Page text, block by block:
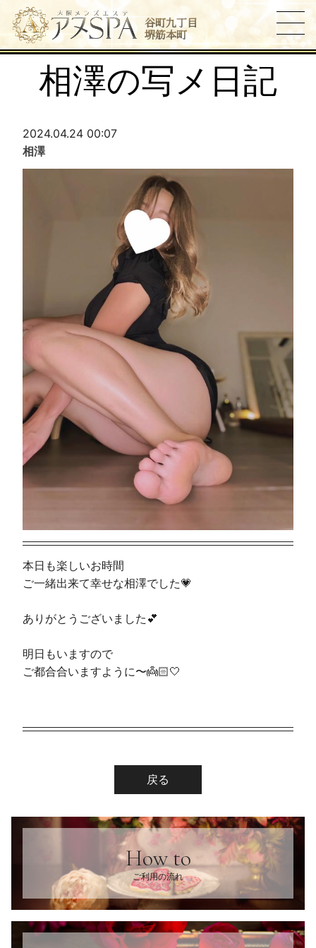
谷町九丁目
堺筋本町
相澤の写メ日記
2024.04.24 00:07
相澤
本日も楽しいお時間
ご一緒出来て幸せな相澤でした💗
ありがとうございました💕
明日もいますので
ご都合合いますように〜👼🏻‎🤍
戻る
How to
ご利用の流れ